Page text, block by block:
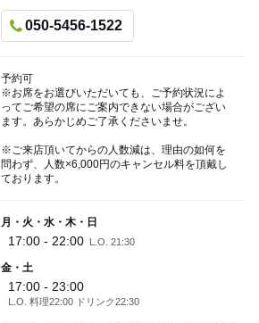
050-5456-1522
予約可
※お席をお選びいただいても、ご予約状況によ
ってご希望の席にご案内できない場合がござい
ます。あらかじめご了承くださいませ。
※ご来店頂いてからの人数減は、理由の如何を
問わず、人数×6,000円のキャンセル料を頂戴し
ております。
月・火・水・木・日
17:00 - 22:00 L.O. 21:30
金・土
17:00 - 23:00
L.O. 料理22:00 ドリンク22:30